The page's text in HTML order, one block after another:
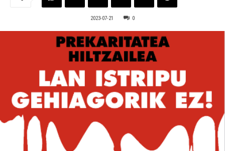
2023-07-21 0